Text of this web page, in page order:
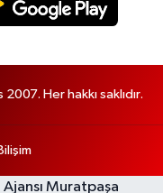
Her hakkı saklıdır.
Muratpaşa